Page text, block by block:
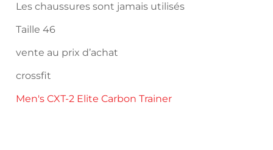
Les chaussures sont jamais utilisés
Taille 46
vente au prix d’achat
crossfit
Men's CXT-2 Elite Carbon Trainer